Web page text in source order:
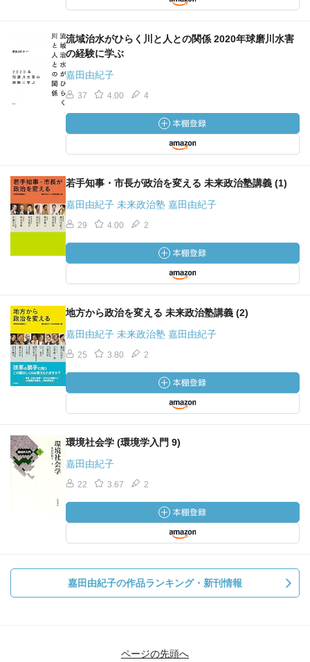
流域治水がひらく川と人との関係 2020年球磨川水害
の経験に学ぶ
嘉田由紀子
37 4.00 4
若手知事・市長が政治を変える 未来政治塾講義 (1)
嘉田由紀子 未来政治塾 嘉田由紀子
29 4.00 2
地方から政治を変える 未来政治塾講義 (2)
嘉田由紀子 未来政治塾 嘉田由紀子
25 3.80 2
環境社会学 (環境学入門 9)
嘉田由紀子
22 3.67 2
嘉田由紀子の作品ランキング・新刊情報
ページの先頭へ